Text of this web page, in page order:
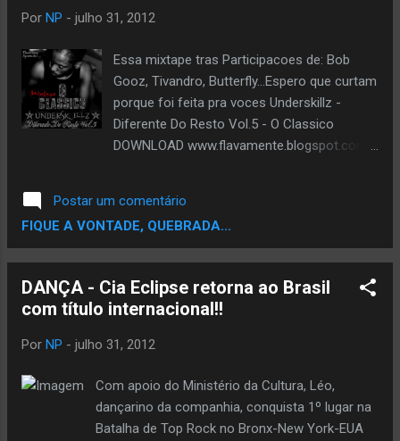
Por NP - julho 31, 2012
Essa mixtape tras Participacoes de: Bob
Gooz, Tivandro, Butterfly...Espero que curtam
porque foi feita pra voces Underskillz -
Diferente Do Resto Vol.5 - O Classico
DOWNLOAD www.flavamente.blogspot.com
Blog de Musica. Ta afim de ver um Blog de
Rap,musica negra entre os finalistas..? Ta
afim de Ajudar ..? Se Sim,Ajude votando,vote
ou Twitter. Escolha um e Vota pra Fortalecer
a Corrente. VOTE AQUI
Postar um comentário
FIQUE A VONTADE, QUEBRADA...
DANÇA - Cia Eclipse retorna ao Brasil
com título internacional!!
Por NP - julho 31, 2012
Com apoio do Ministério da Cultura, Léo,
dançarino da companhia, conquista 1º lugar na
Batalha de Top Rock no Bronx-New York-EUA